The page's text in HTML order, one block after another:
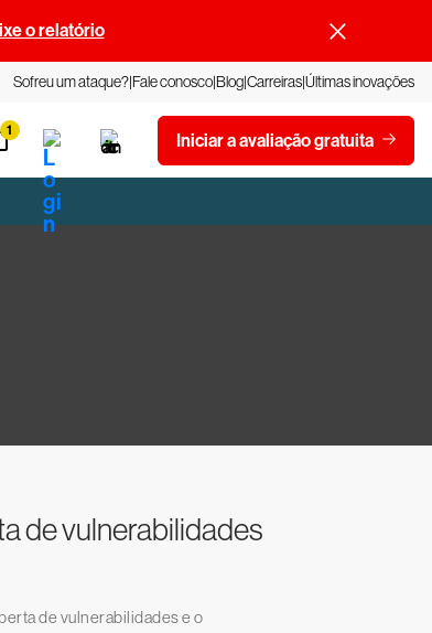
o relatório
Sofreu um ataque?Fale conoscoBlogCarreirasÚltimas inovações
1 Iniciar a avaliação gratuita
de vulnerabilidades
de vulnerabilidades e o